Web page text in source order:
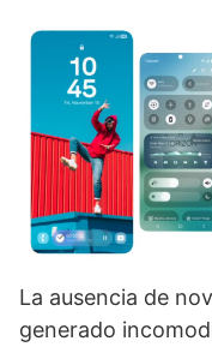
La ausencia de
generado